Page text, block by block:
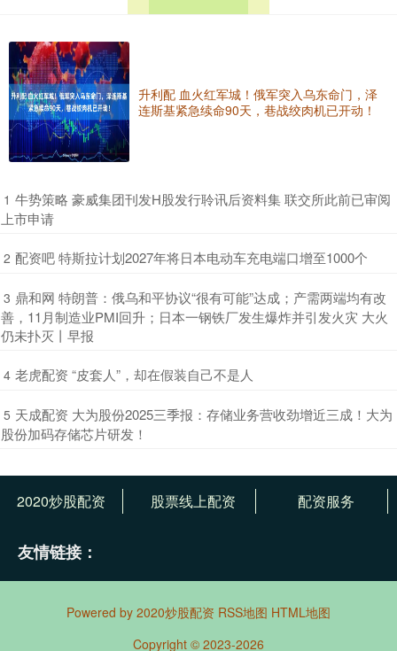
升利配 血火红军城！俄军突入乌东命门，泽
连斯基紧急续命90天，巷战绞肉机已开动！
1 ​牛势策略 豪威集团刊发H股发行聆讯后资料集 联交所此前已审阅
上市申请
2 ​配资吧 特斯拉计划2027年将日本电动车充电端口增至1000个
3 ​鼎和网 特朗普：俄乌和平协议“很有可能”达成；产需两端均有改
善，11月制造业PMI回升；日本一钢铁厂发生爆炸并引发火灾 大火
仍未扑灭丨早报
4 ​老虎配资 “皮套人”，却在假装自己不是人
5 ​天成配资 大为股份2025三季报：存储业务营收劲增近三成！大为
股份加码存储芯片研发！
2020炒股配资 股票线上配资 配资服务
友情链接：
Powered by 2020炒股配资 RSS地图 HTML地图
Copyright © 2023-2026